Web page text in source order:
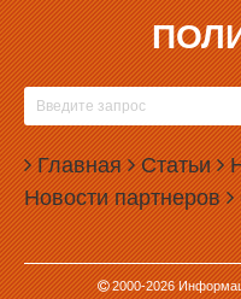
Главная Статьи
Новости партнеров
2000-2026
18.07.2012, 10:07
ВСЕВОЛОД ЧАПЛИН
«ВКОНТАКТЕ»
Глава одного из
Всеволод Чаплин
«Вконтакте». Закрыть
порнографией.
О требованиях